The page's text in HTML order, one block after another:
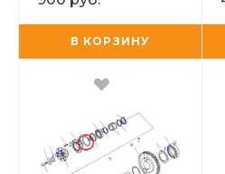
В КОРЗИНУ